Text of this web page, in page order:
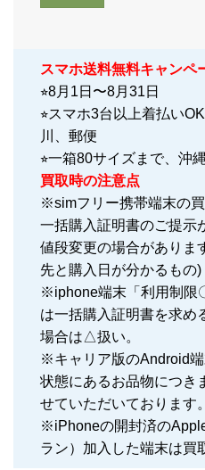
スマホ送料無料キャンペ
⭐︎8月1日〜8月31日
⭐︎スマホ3台以上着払い
川、郵便
⭐︎一箱80サイズまで、沖
買取時の注意点
※simフリー携帯端末の
一括購入証明書のご提示
値段変更の場合がありま
先と購入日が分かるもの)
※iphone端末「利用制限
は一括購入証明書を求め
場合は△扱い。
※キャリア版のAndroid
状態にあるお品物につき
せていただいております。
※iPhoneの開封済の
ラン）加入した端末は買